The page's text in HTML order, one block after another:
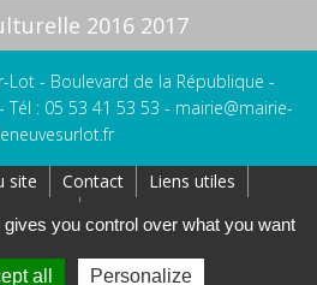
2016 2017
Lot - Boulevard de la République -
Tél : 05 53 41 53 53 - mairie@mairie-
site Contact
Liens utiles
Gestion des cookies Mentions légales
you control over what you want
all
Personalize